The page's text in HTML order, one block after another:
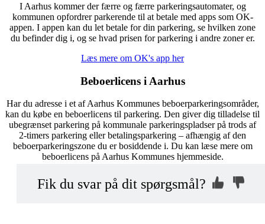
I Aarhus kommer der færre og færre parkeringsautomater, og
kommunen opfordrer parkerende til at betale med apps som OK-
appen. I appen kan du let betale for din parkering, se hvilken zone
du befinder dig i, og se hvad prisen for parkering i andre zoner er.
Læs mere om OK's app her
Beboerlicens i Aarhus
Har du adresse i et af Aarhus Kommunes beboerparkeringsområder,
kan du købe en beboerlicens til parkering. Den giver dig tilladelse til
ubegrænset parkering på kommunale parkeringspladser på trods af
2-timers parkering eller betalingsparkering – afhængig af den
beboerparkeringszone du er bosiddende i. Du kan læse mere om
beboerlicens på Aarhus Kommunes hjemmeside.
Fik du svar på dit spørgsmål?
Hvorfor ikke?
Indsend din anonyme kommentar
Kontakt os, så
vi kan hjælpe dig